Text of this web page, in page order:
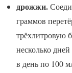
дрожжи.
граммов
трёхлитровую
несколько
в день по 100